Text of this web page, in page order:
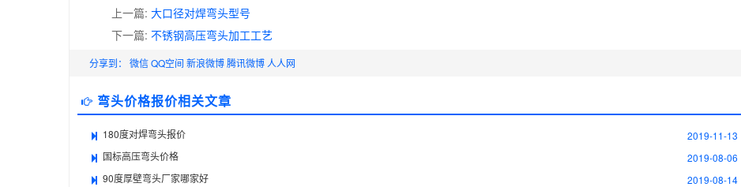
上一篇: 大口径对焊弯头型号
下一篇: 不锈钢高压弯头加工工艺
分享到： 微信QQ空间 新浪微博腾讯微博 人人网
弯头价格报价相关文章
180度对焊弯头报价
2019-11-13
国标高压弯头价格
2019-08-06
90度厚壁弯头厂家哪家好
2019-08-14